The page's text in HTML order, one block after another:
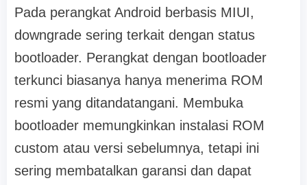
Pada perangkat Android berbasis MIUI,
downgrade sering terkait dengan status
bootloader. Perangkat dengan bootloader
terkunci biasanya hanya menerima ROM
resmi yang ditandatangani. Membuka
bootloader memungkinkan instalasi ROM
custom atau versi sebelumnya, tetapi ini
sering membatalkan garansi dan dapat